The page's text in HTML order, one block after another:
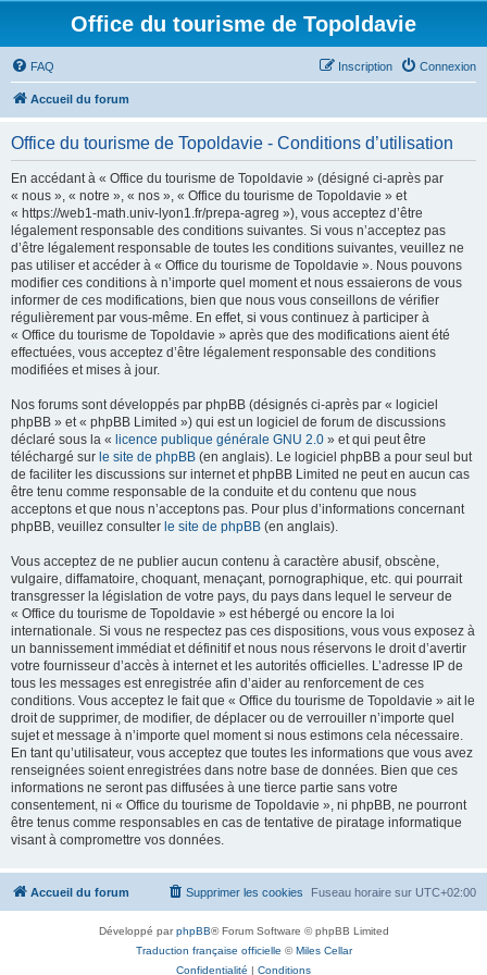
Office du tourisme de Topoldavie
FAQ Connexion
Inscription
Accueil du forum
Office du tourisme de Topoldavie - Conditions d’utilisation
En accédant à « Office du tourisme de Topoldavie » (désigné ci-après par
« nous », « notre », « nos », « Office du tourisme de Topoldavie » et
« https://web1-math.univ-lyon1.fr/prepa-agreg »), vous acceptez d’être
légalement responsable des conditions suivantes. Si vous n’acceptez pas
d’être légalement responsable de toutes les conditions suivantes, veuillez ne
pas utiliser et accéder à « Office du tourisme de Topoldavie ». Nous pouvons
modifier ces conditions à n’importe quel moment et nous essaierons de vous
informer de ces modifications, bien que nous vous conseillons de vérifier
régulièrement par vous-même. En effet, si vous continuez à participer à
« Office du tourisme de Topoldavie » après que des modifications aient été
effectuées, vous acceptez d’être légalement responsable des conditions
modifiées et mises à jour.
Nos forums sont développés par phpBB (désignés ci-après par « logiciel
phpBB » et « phpBB Limited ») qui est un logiciel de forum de discussions
déclaré sous la « licence publique générale GNU 2.0 » et qui peut être
téléchargé sur le site de phpBB (en anglais). Le logiciel phpBB a pour seul but
de faciliter les discussions sur internet et phpBB Limited ne peut en aucun cas
être tenu comme responsable de la conduite et du contenu que nous
acceptons et que nous n’acceptons pas. Pour plus d’informations concernant
phpBB, veuillez consulter le site de phpBB (en anglais).
Vous acceptez de ne publier aucun contenu à caractère abusif, obscène,
vulgaire, diffamatoire, choquant, menaçant, pornographique, etc. qui pourrait
transgresser la législation de votre pays, du pays dans lequel le serveur de
« Office du tourisme de Topoldavie » est hébergé ou encore la loi
internationale. Si vous ne respectez pas ces dispositions, vous vous exposez à
un bannissement immédiat et définitif et nous nous réservons le droit d’avertir
votre fournisseur d’accès à internet et les autorités officielles. L’adresse IP de
tous les messages est enregistrée afin d’aider au renforcement de ces
conditions. Vous acceptez le fait que « Office du tourisme de Topoldavie » ait le
droit de supprimer, de modifier, de déplacer ou de verrouiller n’importe quel
sujet et message à n’importe quel moment si nous estimons cela nécessaire.
En tant qu’utilisateur, vous acceptez que toutes les informations que vous avez
renseignées soient enregistrées dans notre base de données. Bien que ces
informations ne seront pas diffusées à une tierce partie sans votre
consentement, ni « Office du tourisme de Topoldavie », ni phpBB, ne pourront
être tenus comme responsables en cas de tentative de piratage informatique
visant à compromettre vos données.
Accueil du forum Fuseau horaire sur UTC+02:00
Supprimer les cookies
Développé parphpBB® Forum Software © phpBB Limited
Traduction française officielle ©Miles Cellar
Confidentialité | Conditions